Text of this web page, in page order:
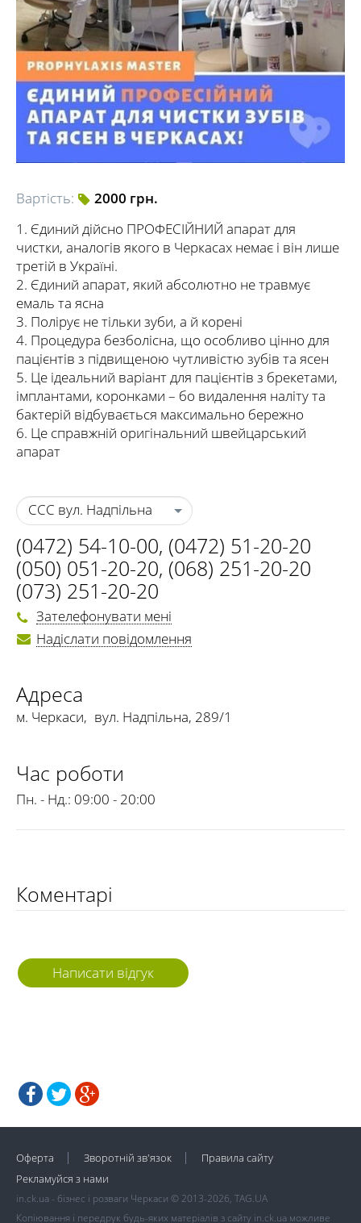
Вартість:
2000 грн.
1. Єдиний дійсно ПРОФЕСІЙНИЙ апарат для
чистки, аналогів якого в Черкасах немає і він лише
третій в Україні.
2. Єдиний апарат, який абсолютно не травмує
емаль та ясна
3. Полірує не тільки зуби, а й корені
4. Процедура безболісна, що особливо цінно для
пацієнтів з підвищеною чутливістю зубів та ясен
5. Це ідеальний варіант для пацієнтів з брекетами,
імплантами, коронками – бо видалення наліту та
бактерій відбувається максимально бережно
6. Це справжній оригінальний швейцарський
апарат
ССС вул. Надпільна
(0472) 54-10-00, (0472) 51-20-20
(050) 051-20-20, (068) 251-20-20
(073) 251-20-20
Зателефонувати мені
Надіслати повідомлення
Адреса
м. Черкаси, вул. Надпільна, 289/1
Час роботи
Пн. - Нд.: 09:00 - 20:00
Коментарі
Написати відгук
Оферта Зворотній зв'язок
Правила сайту
Рекламуйся з нами
in.ck.ua - бізнес і розваги Черкаси © 2013-2026, TAG.UA
Копіювання і передрук будь-яких матеріалів з сайту in.ck.ua можливе